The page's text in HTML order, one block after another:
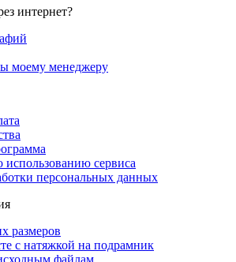
интернет?
моему менеджеру
сервиса
персональных данных
размеров
c натяжкой на подрамник
файлам